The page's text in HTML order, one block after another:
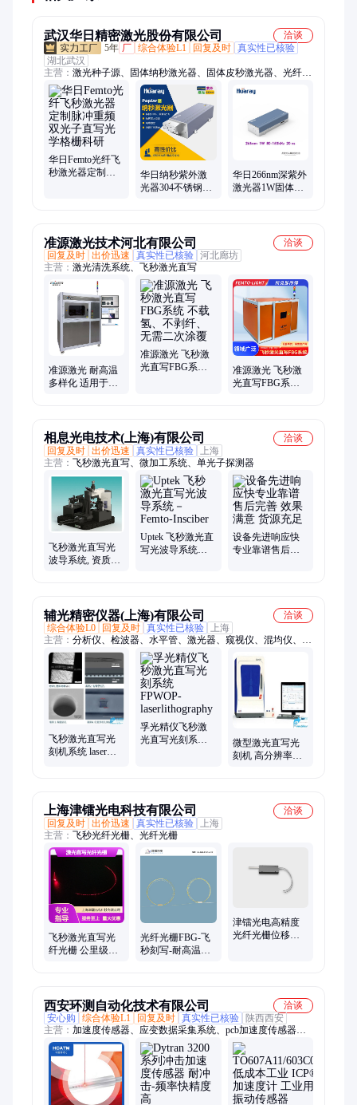
武汉华日精密激光股份有限公司
洽谈
5年 厂 综合体验L1 回复及时 真实性已核验
湖北武汉
主营： 激光种子源、固体纳秒激光器、固体皮秒激光器、光纤飞
秒激光器、科研级激光器、紫外激光器、355nm激光器
华日Femto光纤飞
秒激光器定制脉
华日纳秒紫外激
光器304不锈钢筛
华日266nm深紫外
激光器1W固体脉
准源激光技术河北有限公司
洽谈
回复及时 出价迅速 真实性已核验 河北廊坊
主营： 激光清洗系统、飞秒激光直写
准源激光 耐高温
多样化 适用于恶
准源激光 飞秒激
光直写FBG系统
准源激光 飞秒激
光直写FBG系统
相息光电技术(上海)有限公司
洽谈
回复及时 出价迅速 真实性已核验
上海
主营： 飞秒激光直写、微加工系统、单光子探测器
飞秒激光直写光
波导系统, 资质齐
Uptek 飞秒激光直
写光波导系统－
设备先进响应快
专业靠谱售后完
辅光精密仪器(上海)有限公司
洽谈
综合体验L0
回复及时 真实性已核验
上海
主营： 分析仪、检波器、水平管、激光器、窥视仪、混均仪、发
送器、马弗炉、测量仪、磁导率、放大器、单色仪、测定仪、传
感器、真空炉、冻干机、减震台、mwd高温、流量计、研磨仪、
干胶仪、测振仪、蠕动泵、焚烧炉、硬度计
飞秒激光直写光
刻机系统 laser
孚光精仪飞秒激
光直写光刻系统
微型激光直写光
刻机 高分辨率激
上海津镭光电科技有限公司
洽谈
回复及时 出价迅速 真实性已核验
上海
主营： 飞秒光纤光栅、光纤光栅
飞秒激光直写光
纤光栅 公里级传
光纤光栅FBG-飞
秒刻写-耐高温聚
津镭光电高精度
光纤光栅位移计
西安环测自动化技术有限公司
洽谈
安心购
综合体验L1 回复及时 真实性已核验
陕西西安
主营： 加速度传感器、应变数据采集系统、pcb加速度传感器、
HSG1400飞秒光纤光栅、dytran加速度传感器